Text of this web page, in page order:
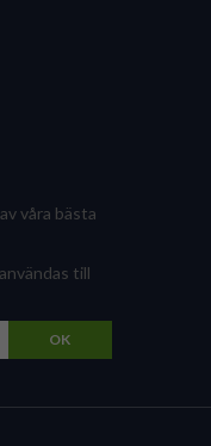
våra bästa
till
OK